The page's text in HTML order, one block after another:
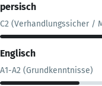
persisch
C2 (Verhandlungssicher /
Englisch
A1-A2 (Grundkenntnisse)